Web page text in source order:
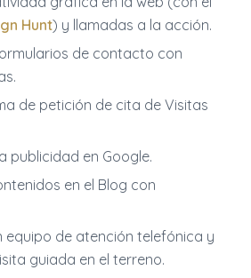
Hunt) y llamadas a la acción.
de contacto con
de petición de cita de Visitas
publicidad en Google.
en el Blog con
equipo de atención telefónica y
guiada en el terreno.